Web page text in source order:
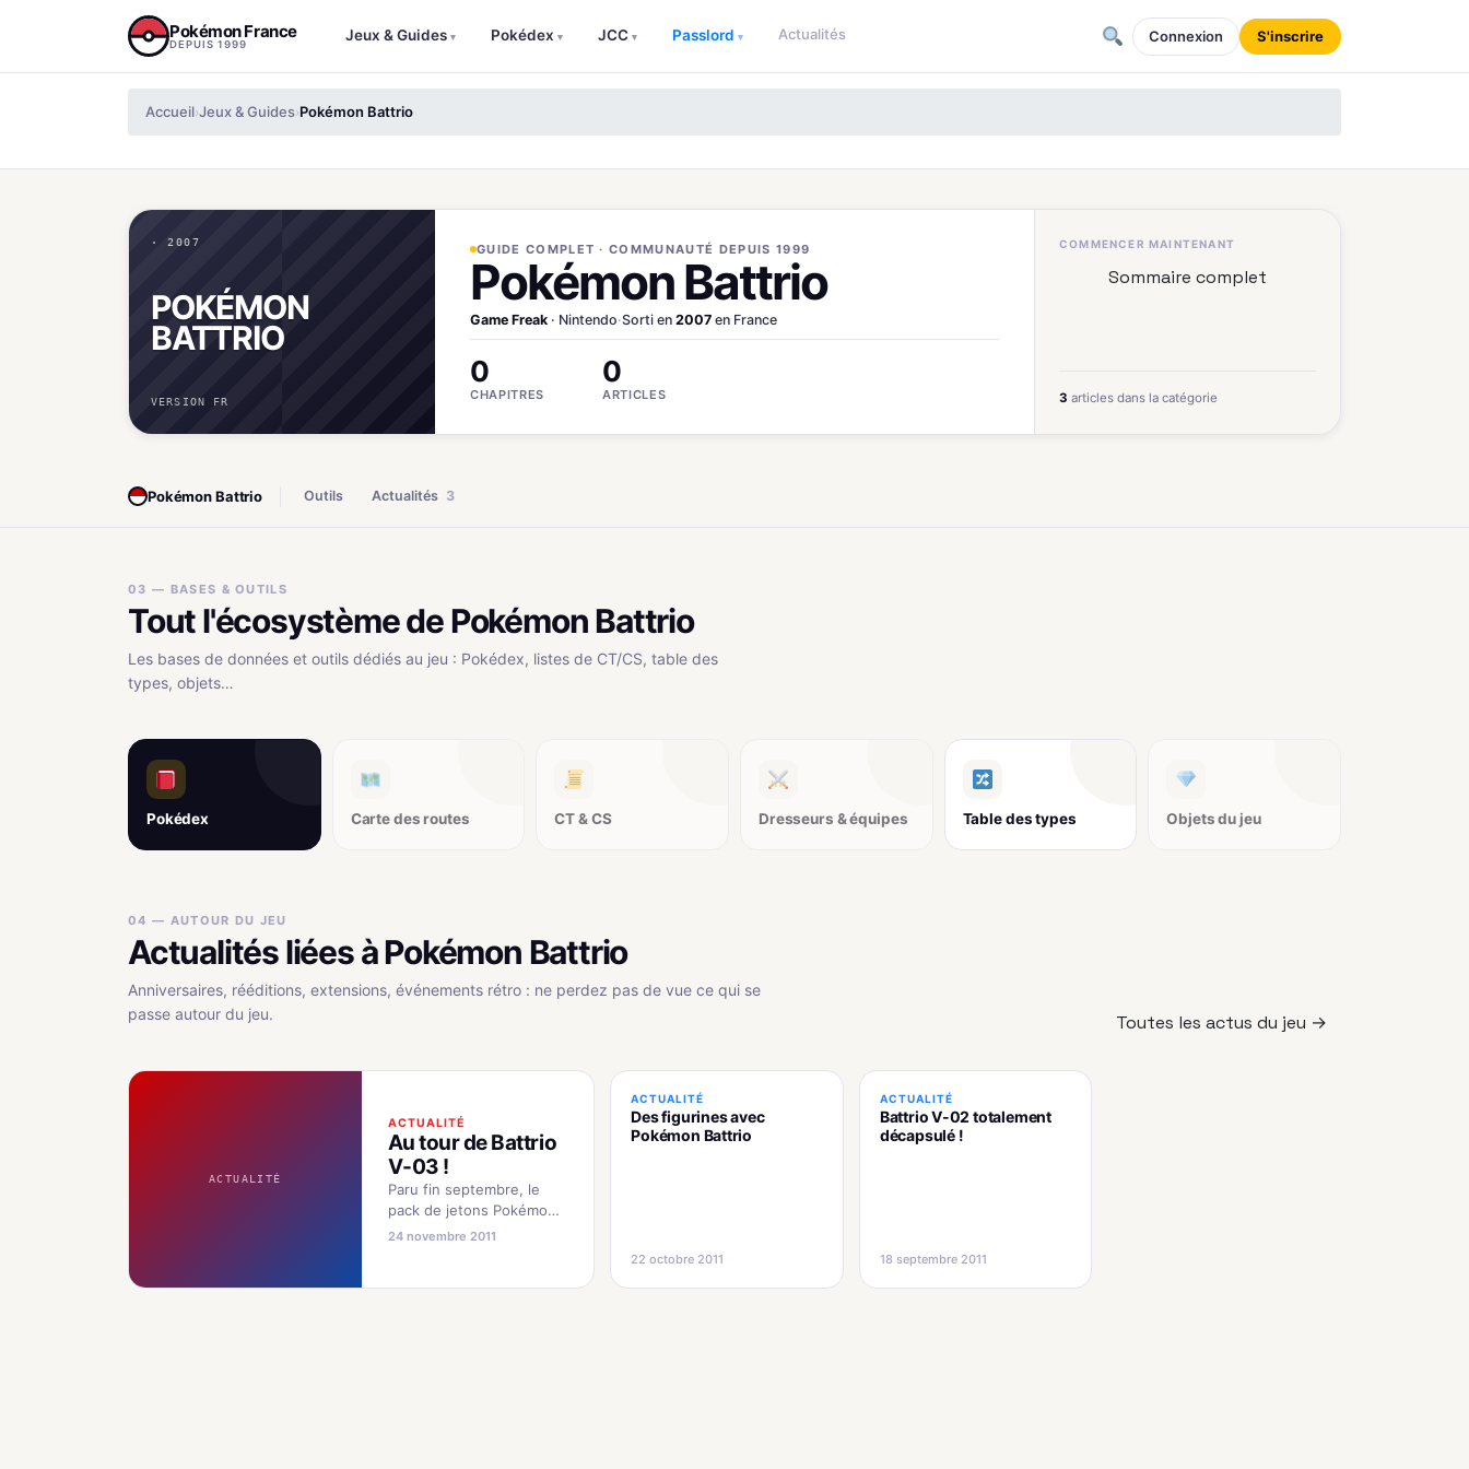
Pokémon France
DEPUIS 1999
Jeux & Guides ▾ Pokédex ▾ JCC ▾ Passlord ▾ Actualités Connexion S'inscrire
Accueil›Jeux & Guides›Pokémon Battrio
· 2007
POKÉMON
BATTRIO
VERSION FR
GUIDE COMPLET · COMMUNAUTÉ DEPUIS 1999
Pokémon Battrio
Game Freak · Nintendo·Sorti en 2007 en France
0
CHAPITRES
0
ARTICLES
COMMENCER MAINTENANT
Sommaire complet
3 articles dans la catégorie
Pokémon Battrio Outils Actualités 3
03 — BASES & OUTILS
Tout l'écosystème de Pokémon Battrio
Les bases de données et outils dédiés au jeu : Pokédex, listes de CT/CS, table des
types, objets…
Pokédex Carte des routes CT & CS Dresseurs & équipes Table des types Objets du jeu
04 — AUTOUR DU JEU
Actualités liées à Pokémon Battrio
Anniversaires, rééditions, extensions, événements rétro : ne perdez pas de vue ce qui se
passe autour du jeu.
Toutes les actus du jeu →
ACTUALITÉ
ACTUALITÉ
Au tour de Battrio
V-03 !
Paru fin septembre, le
pack de jetons Pokémon
Battrio V-02, Burning
pack bien longtemps. Dès
24 novembre 2011
ACTUALITÉ
Des figurines avec
Pokémon Battrio
22 octobre 2011
ACTUALITÉ
Battrio V-02 totalement
décapsulé !
18 septembre 2011